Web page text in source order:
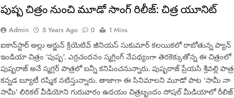
పుష్ప చిత్రం నుంచి మూడో సాంగ్ రిలీజ్: చిత్ర యూనిట్
Admin 5 Years Ago 0
1 Mins
ఐకాన్‌స్టార్‌ అల్లు అర్జున్‌ క్రియెటివ్ జీనియస్ సుకుమార్ కలయికలో రాబోతున్న ప్యాన్
ఇండియా చిత్రం ‘పుష్ప’. ఎర్రచందనం స్మగ్లింగ్‌ నేపథ్యంగా తెరకెక్కుతోన్న ఈ చిత్రంలో
పుష్పరాజ్‌ అనే స్మగ్లర్‌ పాత్రలో బన్నీ కనిపించనున్నారు. పుష్పరాజ్‌ ప్రేయసి శ్రీవల్లి
కన్నడ బ్యూటీ రష్మిక నటిస్తున్నారు. తాజాగా ఈ సినిమాలని మూడో పాట ‘సామీ నా
సామీ’ లిరికల్‌ వీడియోని గురువారం ఉదయం చిత్రబృందం సోషల్‌ మీడియాలో రీలిజ్